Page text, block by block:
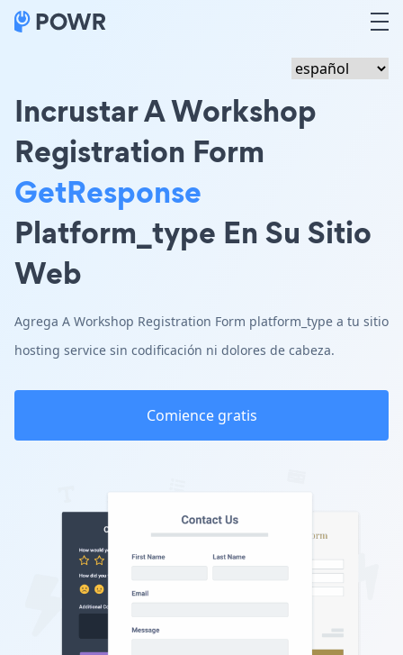
Incrustar A Workshop
Registration Form
GetResponse
Platform_type En Su Sitio
Web
Agrega A Workshop Registration Form platform_type a tu sitio
hosting service sin codificación ni dolores de cabeza.
Comience gratis